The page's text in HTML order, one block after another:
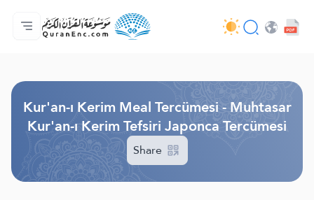
Anasayfa
Mealler Fihristi
Audio
Geliştirici Hizmetleri - API
Proje Hakkında
Biz bilen hab
Geçerli dil
Kur'an-ı Kerim Meal Tercümesi - Muhtasar
Kur'an-ı Kerim Tefsiri Japonca Tercümesi
Share